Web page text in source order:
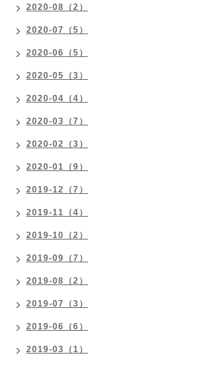
2020-08（2）
2020-07（5）
2020-06（5）
2020-05（3）
2020-04（4）
2020-03（7）
2020-02（3）
2020-01（9）
2019-12（7）
2019-11（4）
2019-10（2）
2019-09（7）
2019-08（2）
2019-07（3）
2019-06（6）
2019-03（1）